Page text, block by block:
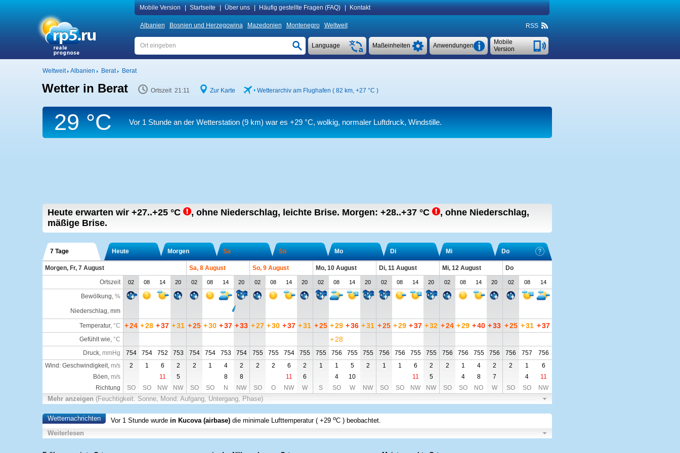
Mobile Version Startseite Über uns Häufig gestellte Fragen (FAQ) Kontakt
Albanien Bosnien und Herzegowina Mazedonien Montenegro Weltweit RSS
Mobile
Version
Anwendungen
Maßeinheiten
Language
Weltweit Albanien Berat Berat
Wetter in Berat Ortszeit 21:11 Zur Karte Wetterarchiv am Flughafen ( 82 km, +27 °C )
29 °C Vor 1 Stunde an der Wetterstation (9 km) war es +29 °C, wolkig, normaler Luftdruck, Windstille.
Heute erwarten wir +27..+25 °C , ohne Niederschlag, leichte Brise. Morgen: +28..+37 °C , ohne Niederschlag,
mäßige Brise.
7 Tage Heute Morgen Sa So Mo Di Mi Do
Morgen, Fr, 7 August Sa, 8 August So, 9 August Mo, 10 August Di, 11 August Mi, 12 August
Do
Ortszeit
02 08 14 20 02 08 14 20 02 08 14 20 02 08 14 20 02 08 14 20 02 08 14 20 02 08 14
Bewölkung, %
Niederschlag, mm
Temperatur, °C +24 +28 +37 +31 +25 +30 +37 +33 +27 +30 +37 +31 +25 +29 +36 +31 +25 +29 +37 +32 +24 +29 +40 +33 +25 +31 +37
Gefühlt wie, °C +28
Druck, mmHg 754 754 752 753 754 754 753 754 755 755 754 755 755 756 755 755 756 756 755 755 756 756 755 756 756 757
756
Wind: Geschwindigkeit, m/s 2 1 6 2 2 1 4 2 2 2 6 2 1 1 5 2 1 1 6 2 2 1 4 2 2 1
6
Böen, m/s 11 5 8 8 11 6 4 10 11 5 4 8 7 4
11
Richtung
SO SO NW NW SO SO N NW SO O NW W S SO W NW SO SO NW NW SO SO NO W SO SO NW
Mehr anzeigen (Feuchtigkeit. Sonne, Mond: Aufgang, Untergang, Phase)
Wetternachrichten Vor 1 Stunde wurde in Kucova (airbase)die minimale Lufttemperatur (+29 oC ) beobachtet.
Weiterlesen